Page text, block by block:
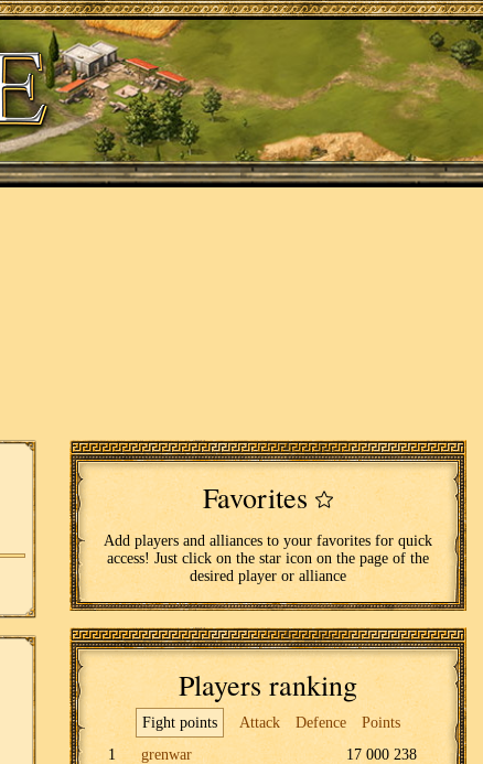
Favorites
Add players and alliances to your favorites for quick
access! Just click on the star icon on the page of the
desired player or alliance
Players ranking
Fight points Attack Defence
Points
1
grenwar
17 000 238